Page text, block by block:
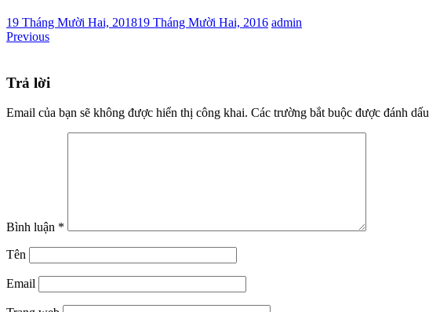
19 Tháng Mười Hai, 201819 Tháng Mười Hai, 2016 admin
Previous
Trả lời
Email của bạn sẽ không được hiển thị công khai. Các trường bắt buộc được đánh dấu
Bình luận *
Tên
Email